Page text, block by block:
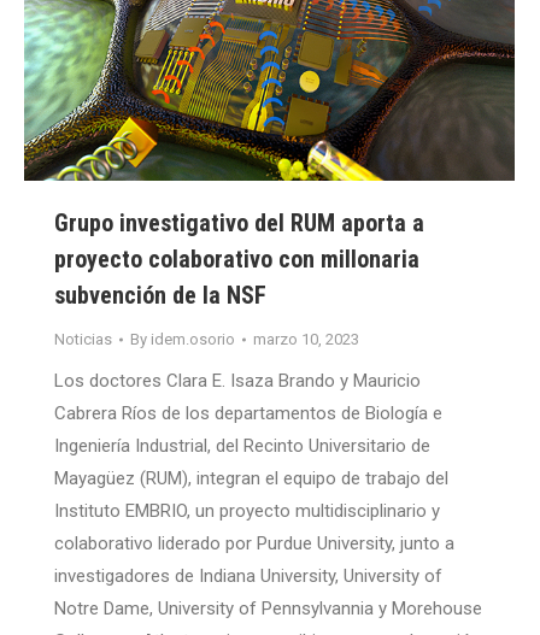
Grupo investigativo del RUM aporta a
proyecto colaborativo con millonaria
subvención de la NSF
Noticias By idem.osorio marzo 10, 2023
Los doctores Clara E. Isaza Brando y Mauricio
Cabrera Ríos de los departamentos de Biología e
Ingeniería Industrial, del Recinto Universitario de
Mayagüez (RUM), integran el equipo de trabajo del
Instituto EMBRIO, un proyecto multidisciplinario y
colaborativo liderado por Purdue University, junto a
investigadores de Indiana University, University of
Notre Dame, University of Pennsylvannia y Morehouse